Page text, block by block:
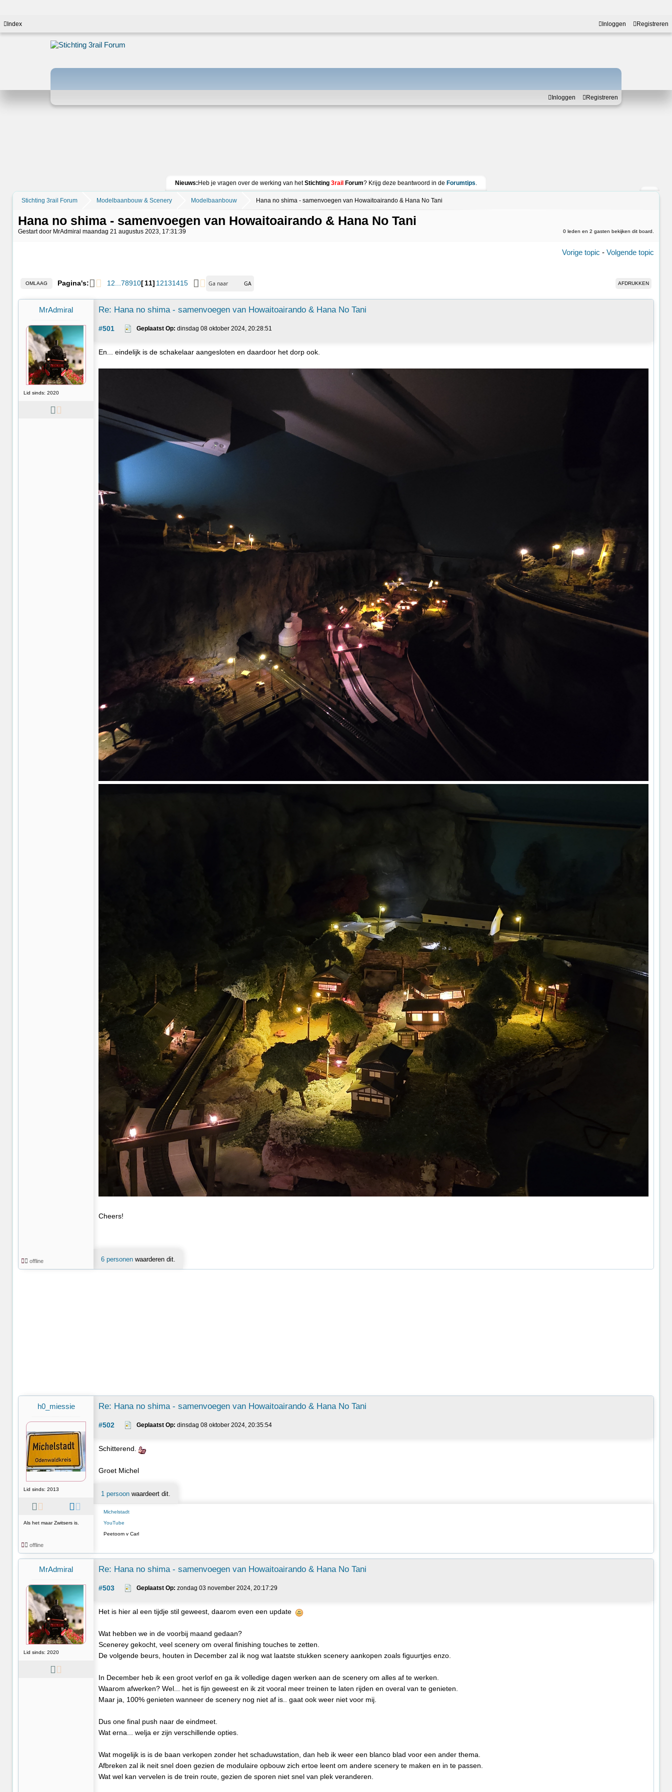
Inloggen Registreren
Index Inloggen Registreren
Nieuws: Heb je vragen over de werking van hetStichting 3rail Forum? Krijg deze beantwoord in de Forumtips.
Stichting 3rail Forum Modelbaanbouw & Scenery Modelbaanbouw Hana no shima - samenvoegen van Howaitoairando & Hana No Tani
Hana no shima - samenvoegen van Howaitoairando & Hana No Tani
Gestart door MrAdmiral maandag 21 augustus 2023, 17:31:39 0 leden en 2 gasten bekijken dit board.
Vorige topic - Volgende topic
OMLAAG Pagina's: 12...78910 11 12131415 AFDRUKKEN
MrAdmiral
Lid sinds: 2020
offline
Re: Hana no shima - samenvoegen van Howaitoairando & Hana No Tani
#501 Geplaatst Op: dinsdag 08 oktober 2024, 20:28:51
En... eindelijk is de schakelaar aangesloten en daardoor het dorp ook.
Cheers!
6 personen waarderen dit.
h0_miessie
Lid sinds: 2013
Als het maar Zwitsers is.
offline
Re: Hana no shima - samenvoegen van Howaitoairando & Hana No Tani
#502 Geplaatst Op: dinsdag 08 oktober 2024, 20:35:54
Schitterend.
Groet Michel
1 persoon waardeert dit.
Michelstadt
YouTube
Peetoom v Carl
MrAdmiral
Lid sinds: 2020
Re: Hana no shima - samenvoegen van Howaitoairando & Hana No Tani
#503 Geplaatst Op: zondag 03 november 2024, 20:17:29
Het is hier al een tijdje stil geweest, daarom even een update
Wat hebben we in de voorbij maand gedaan?
Scenerey gekocht, veel scenery om overal finishing touches te zetten.
De volgende beurs, houten in December zal ik nog wat laatste stukken scenery aankopen zoals figuurtjes enzo.
In December heb ik een groot verlof en ga ik volledige dagen werken aan de scenery om alles af te werken.
Waarom afwerken? Wel... het is fijn geweest en ik zit vooral meer treinen te laten rijden en overal van te genieten.
Maar ja, 100% genieten wanneer de scenery nog niet af is.. gaat ook weer niet voor mij.
Dus one final push naar de eindmeet.
Wat erna... welja er zijn verschillende opties.
Wat mogelijk is is de baan verkopen zonder het schaduwstation, dan heb ik weer een blanco blad voor een ander thema.
Afbreken zal ik neit snel doen gezien de modulaire opbouw zich ertoe leent om andere scenery te maken en in te passen.
Wat wel kan vervelen is de trein route, gezien de sporen niet snel van plek veranderen.